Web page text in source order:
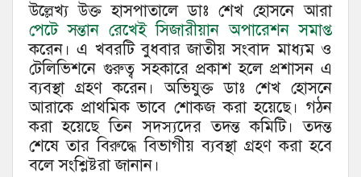
উল্লেখ্য উক্ত হাসপাতালে ডাঃ শেখ হোসনে আরা
পেটে সন্তান রেখেই সিজারীয়ান অপারেশন সমাপ্ত
করেন। এ খবরটি বুধবার জাতীয় সংবাদ মাধ্যম ও
টেলিভিশনে গুরুত্ব সহকারে প্রকাশ হলে প্রশাসন এ
ব্যবস্থা গ্রহণ করেন। অভিযুক্ত ডাঃ শেখ হোসনে
আরাকে প্রাথমিক ভাবে শোকজ করা হয়েছে। গঠন
করা হয়েছে তিন সদস্যদের তদন্ত কমিটি। তদন্ত
শেষে তার বিরুদ্ধে বিভাগীয় ব্যবস্থা গ্রহণ করা হবে
বলে সংশ্লিষ্টরা জানান।